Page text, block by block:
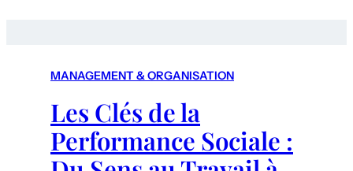
MANAGEMENT & ORGANISATION
Les Clés de la
Performance Sociale :